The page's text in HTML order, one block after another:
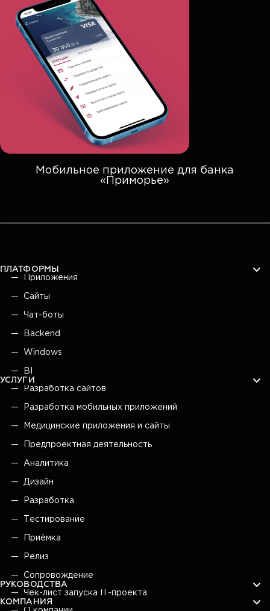
Мобильное приложение для банка
«Приморье»
ПЛАТФОРМЫ
Приложения
Сайты
Чат-боты
Backend
Windows
BI
УСЛУГИ
Разработка сайтов
Разработка мобильных приложений
Медицинские приложения и сайты
Предпроектная деятельность
Аналитика
Дизайн
Разработка
Тестирование
Приёмка
Релиз
Сопровождение
РУКОВОДСТВА
Чек-лист запуска IT-проекта
КОМПАНИЯ